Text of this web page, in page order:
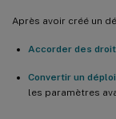
Après avoir créé un
Accorder des
Convertir un
les paramètres